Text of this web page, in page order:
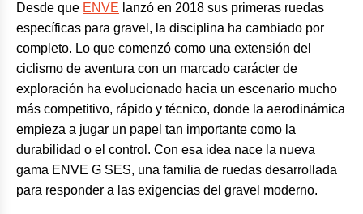
Desde que ENVE lanzó en 2018 sus primeras ruedas
específicas para gravel, la disciplina ha cambiado por
completo. Lo que comenzó como una extensión del
ciclismo de aventura con un marcado carácter de
exploración ha evolucionado hacia un escenario mucho
más competitivo, rápido y técnico, donde la aerodinámica
empieza a jugar un papel tan importante como la
durabilidad o el control. Con esa idea nace la nueva
gama ENVE G SES, una familia de ruedas desarrollada
para responder a las exigencias del gravel moderno.